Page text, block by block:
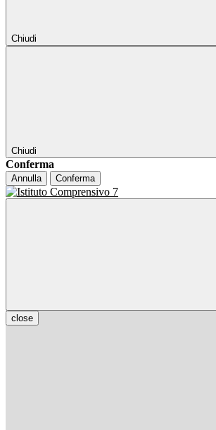
Chiudi
Chiudi
Conferma
Annulla Conferma
close